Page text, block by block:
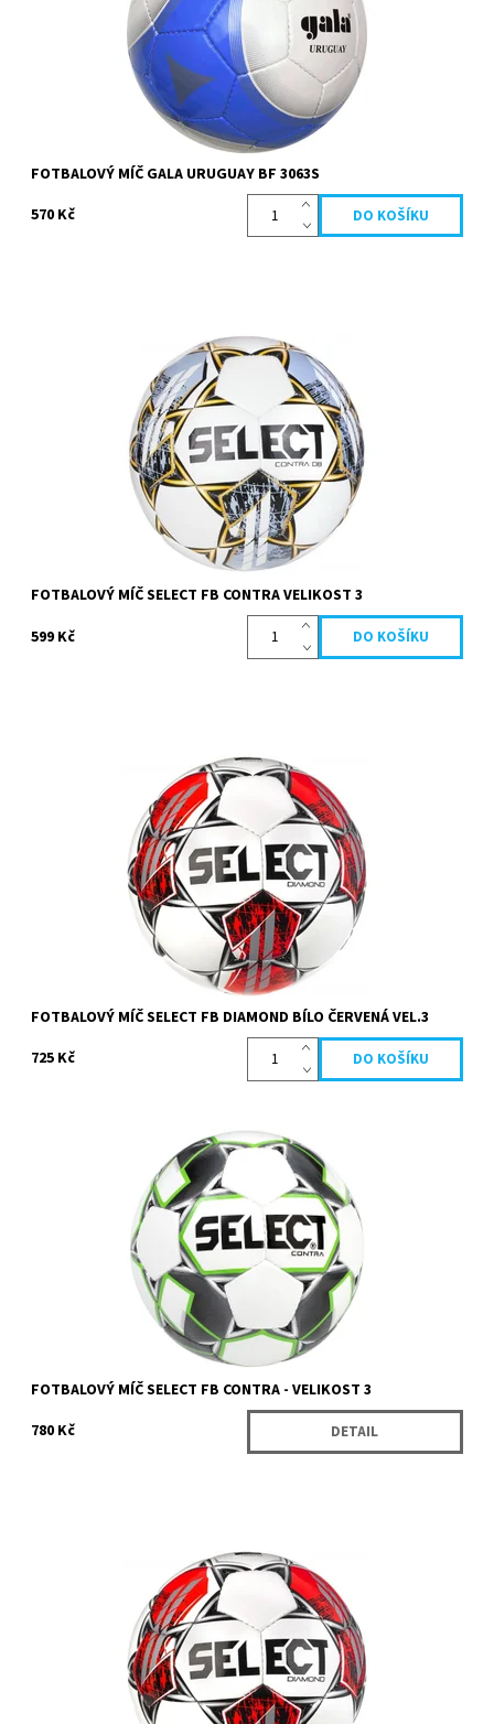
5528
Gala
FOTBALOVÝ MÍČ GALA URUGUAY BF 3063S
570 Kč
Select FB Contra patří mezi nejoblíbenější tréninkové fotbalové
míče s vynikajícím poměrem cena/výkon.
Skladem
10981
Select
FOTBALOVÝ MÍČ SELECT FB CONTRA VELIKOST 3
599 Kč
Jeden z nejprodávanějších fotbalových míčů velikosti 3 s extra
měkkým dotykem. Ideální volba pro nejmenší fotbalisty a děti,
které s fotbalem začínají.
Skladem
10969
Select
FOTBALOVÝ MÍČ SELECT FB DIAMOND BÍLO ČERVENÁ VEL.3
725 Kč
Fotbalový míč Select FB Contra je ideální klubový tréninkový míč
s vynikajícím poměrem cena/výkon.
Momentálně nedostupné
10981/3
Select
FOTBALOVÝ MÍČ SELECT FB CONTRA - VELIKOST 3
780 Kč
DETAIL
Jeden z nejprodávanějších univerzálních fotbalových míčů s
extra měkkým dotykem. Velikost 5 má certifikaci FIFA Basic.
Skladem
10969/3
Select